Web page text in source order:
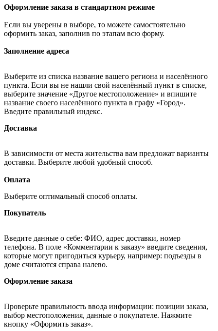
Оформление заказа в стандартном режиме
Если вы уверены в выборе, то можете самостоятельно
оформить заказ, заполнив по этапам всю форму.
Заполнение адреса
Выберите из списка название вашего региона и населённого
пункта. Если вы не нашли свой населённый пункт в списке,
выберите значение «Другое местоположение» и впишите
название своего населённого пункта в графу «Город».
Введите правильный индекс.
Доставка
В зависимости от места жительства вам предложат варианты
доставки. Выберите любой удобный способ.
Оплата
Выберите оптимальный способ оплаты.
Покупатель
Введите данные о себе: ФИО, адрес доставки, номер
телефона. В поле «Комментарии к заказу» введите сведения,
которые могут пригодиться курьеру, например: подъезды в
доме считаются справа налево.
Оформление заказа
Проверьте правильность ввода информации: позиции заказа,
выбор местоположения, данные о покупателе. Нажмите
кнопку «Оформить заказ».